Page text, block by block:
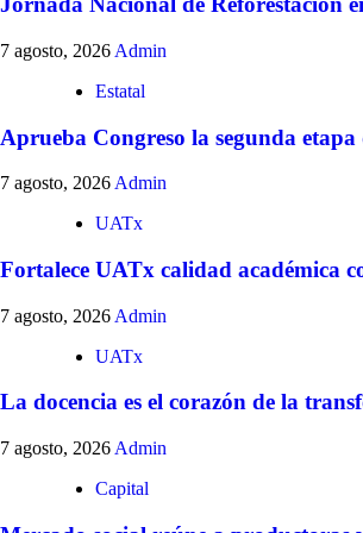
7 agosto, 2026 Admin
Estatal
Aprueba Congreso la segunda
7 agosto, 2026 Admin
UATx
Fortalece UATx calidad académica
7 agosto, 2026 Admin
UATx
La docencia es el corazón de la
7 agosto, 2026 Admin
Capital